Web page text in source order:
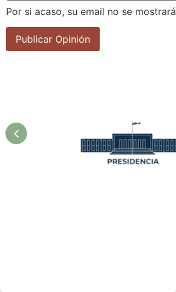
Por si acaso, su email no se mostrará